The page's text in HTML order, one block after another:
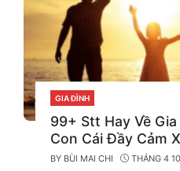
CATEGORIES
GIA ĐÌNH
99+ Stt Hay Về
Con Cái Đầy Cảm
BY BÙI MAI CHI THÁNG 4